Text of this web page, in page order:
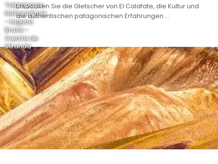
Entdecken Sie die Gletscher von El Calafate, die Kultur und
die authentischen patagonischen Erfahrungen....
Talampaya-
Nationalpark
- Laguna
Brava -
Cuesta de
Miranda